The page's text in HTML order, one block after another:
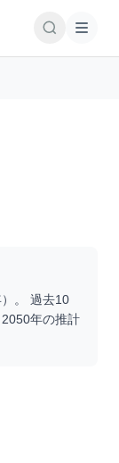
。 過去10
年の推計